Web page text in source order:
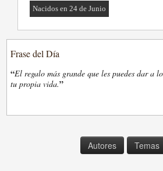
Nacidos en 24 de Junio
Frase del Día
“El regalo más grande que les puedes dar a
tu propia vida.”
Autores Temas